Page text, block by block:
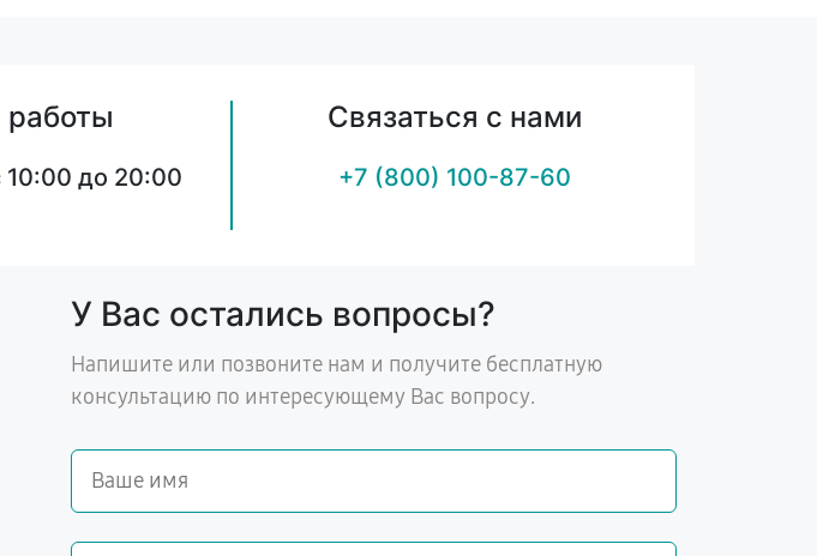
до 20:00
Связаться с нами
+7 (800) 100-87-60
У Вас остались вопросы?
Напишите или позвоните нам и получите бесплатную
консультацию по интересующему Вас вопросу.